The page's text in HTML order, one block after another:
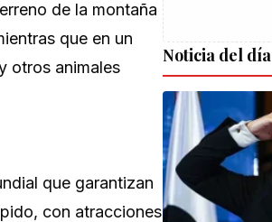
de la montaña
que en un
otros animales
que garantizan
con atracciones
Noticia del día